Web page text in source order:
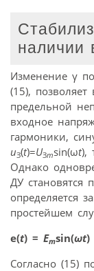
наличии
Изменение γ
(15),
предельной
входное
гармоники,
uЗ(t)=UЗmsin(ωt),
Однако
ДУ становятся
определяется
простейшем
e(t) = Emsin(ωt)
Согласно (15)